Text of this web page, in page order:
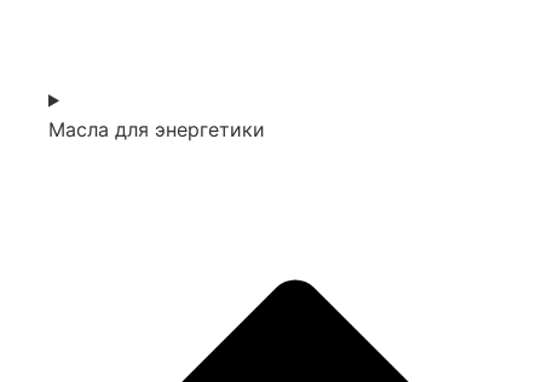
Масла для энергетики